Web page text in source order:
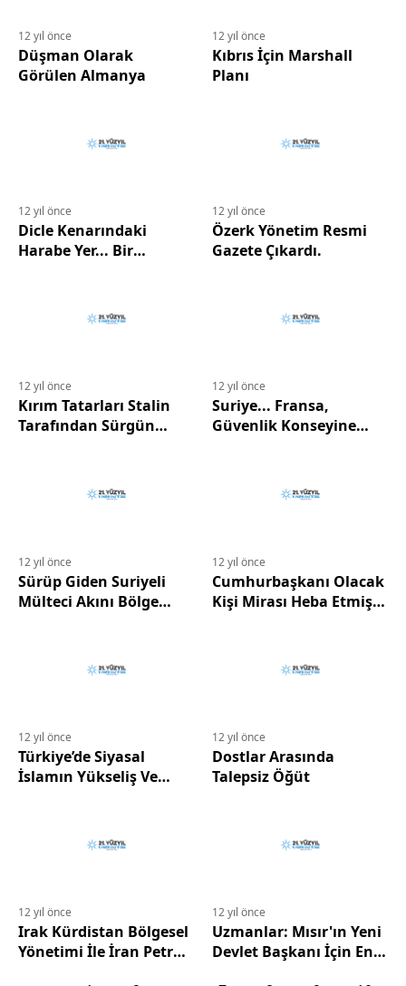
12 yıl önce
Düşman Olarak
Görülen Almanya
12 yıl önce
Kıbrıs İçin Marshall
Planı
12 yıl önce
Dicle Kenarındaki
Harabe Yer... Bir
12 yıl önce
Özerk Yönetim Resmi
Gazete Çıkardı.
12 yıl önce
Kırım Tatarları Stalin
Tarafından Sürgün
12 yıl önce
Suriye... Fransa,
Güvenlik Konseyine
12 yıl önce
Sürüp Giden Suriyeli
Mülteci Akını Bölge
12 yıl önce
Cumhurbaşkanı Olacak
Kişi Mirası Heba Etmiş
12 yıl önce
Türkiye’de Siyasal
İslamın Yükseliş Ve
12 yıl önce
Dostlar Arasında
Talepsiz Öğüt
12 yıl önce
Irak Kürdistan Bölgesel
Yönetimi İle İran Petrol
12 yıl önce
Uzmanlar: Mısır'ın Yeni
Devlet Başkanı İçin En